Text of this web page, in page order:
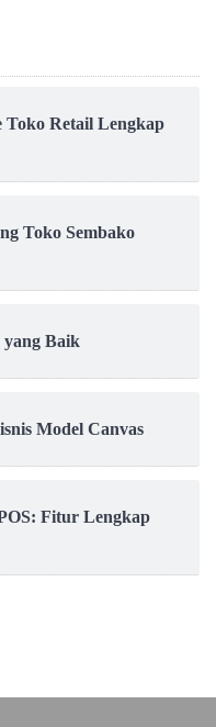
Toko Retail Lengkap
Toko Sembako
yang Baik
Model Canvas
Fitur Lengkap